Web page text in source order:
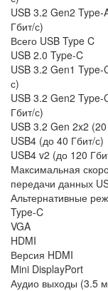
USB 3.2 Gen2 Type-
Гбит/с)
Всего USB Type C
USB 2.0 Type-C
USB 3.2 Gen1 Type-
с)
USB 3.2 Gen2 Type-
Гбит/с)
USB 3.2 Gen 2x2
USB4 (до 40 Гбит/с)
USB4 v2 (до 120
Максимальная
передачи данных
Альтернативные
Type-C
VGA
HDMI
Версия HDMI
Mini DisplayPort
Аудио выходы (3.5